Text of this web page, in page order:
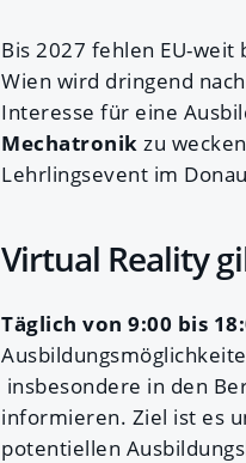
Bis 2027 fehlen EU-
Wien wird dringend
Interesse für eine
Mechatronik zu
Lehrlingsevent im
Virtual Reality
Täglich von 9:00 bis
insbesondere in den
informieren. Ziel ist es
potentiellen